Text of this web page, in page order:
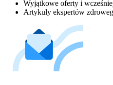
Wyjątkowe oferty i
Artykuły ekspertów